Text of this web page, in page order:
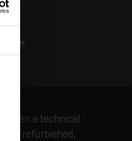
given a technical
refurbished,